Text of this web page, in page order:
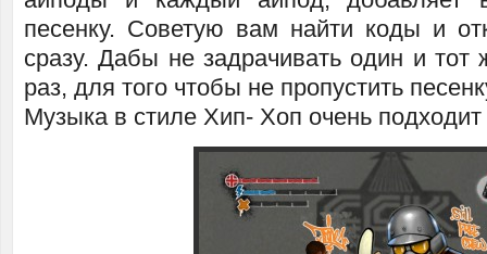
песенку. Советую вам найти коды и
сразу. Дабы не задрачивать один и тот
раз, для того чтобы не пропустить
Музыка в стиле Хип- Хоп очень подходит